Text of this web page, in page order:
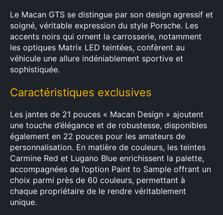
Le Macan GTS se distingue par son design agressif et
soigné, véritable expression du style Porsche. Les
accents noirs qui ornent la carrosserie, notamment
les optiques Matrix LED teintées, confèrent au
véhicule une allure indéniablement sportive et
sophistiquée.
Caractéristiques exclusives
Les jantes de 21 pouces « Macan Design » ajoutent
une touche d’élégance et de robustesse, disponibles
également en 22 pouces pour les amateurs de
personnalisation. En matière de couleurs, les teintes
Carmine Red et Lugano Blue enrichissent la palette,
accompagnées de l’option Paint to Sample offrant un
choix parmi près de 60 couleurs, permettant à
chaque propriétaire de le rendre véritablement
unique.